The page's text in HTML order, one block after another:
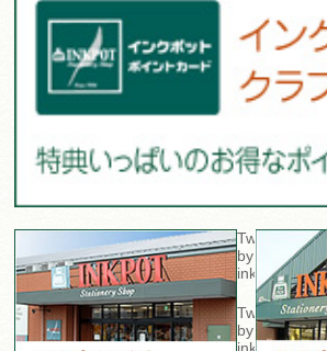
Tweets
by
inkpot_sta
Tweets
by